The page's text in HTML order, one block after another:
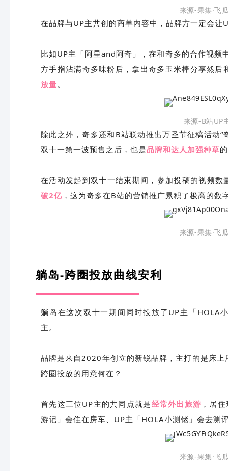
来源-果集·飞
在品牌与UP主共创的商单内容中，品牌方一定会让
比如UP主「阿星and阿奇」，在和奇多的合作视
方手指沾满奇多味粉后，拿出奇多玉米棒分享然
放量。
来源-B站UP
除此之外，奇多还和B站联动推出万圣节征稿活动
双十一第一波预售之后，也是品牌和达人加强种草
在活动发起到双十一结束期间，参加投稿的视频
破2亿 ，这为奇多在B站的营销推广累积了极高的
来源-果集·飞
躺岛-跨圈投放曲线安利
躺岛在这次双十一期间同时投放了UP主「HOLA
主。
品牌是来自2020年创立的新锐品牌，主打的是床
跨圈投放的用意何在？
首先这三位UP主的共同点就是经常外出旅游 ，居
游记」会住在房车、UP主「HOLA小测佬」会去测
来源-果集·飞